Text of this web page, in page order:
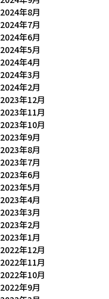
2024年8月
2024年7月
2024年6月
2024年5月
2024年4月
2024年3月
2024年2月
2023年12月
2023年11月
2023年10月
2023年9月
2023年8月
2023年7月
2023年6月
2023年5月
2023年4月
2023年3月
2023年2月
2023年1月
2022年12月
2022年11月
2022年10月
2022年9月